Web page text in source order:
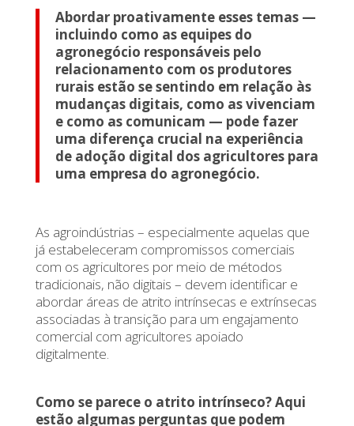
Abordar proativamente esses temas —
incluindo como as equipes do
agronegócio responsáveis pelo
relacionamento com os produtores
rurais estão se sentindo em relação às
mudanças digitais, como as vivenciam
e como as comunicam — pode fazer
uma diferença crucial na experiência
de adoção digital dos agricultores para
uma empresa do agronegócio.
As agroindústrias – especialmente aquelas que
já estabeleceram compromissos comerciais
com os agricultores por meio de métodos
tradicionais, não digitais – devem identificar e
abordar áreas de atrito intrínsecas e extrínsecas
associadas à transição para um engajamento
comercial com agricultores apoiado
digitalmente.
Como se parece o atrito intrínseco? Aqui
estão algumas perguntas que podem